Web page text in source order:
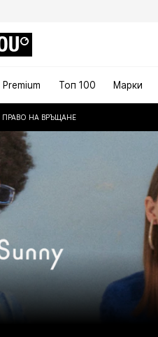
Premium Топ 100 Марки
ПРАВО НА ВРЪЩАНЕ